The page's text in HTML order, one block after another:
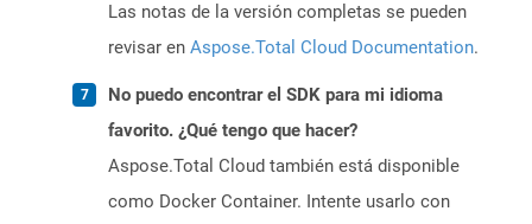
Las notas de la versión completas se pueden
revisar en Aspose.Total Cloud Documentation.
No puedo encontrar el SDK para mi idioma
favorito. ¿Qué tengo que hacer?
Aspose.Total Cloud también está disponible
como Docker Container. Intente usarlo con